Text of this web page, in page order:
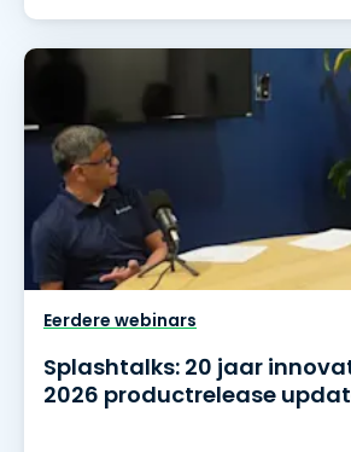
Eerdere webinars
Splashtalks: 20 jaar
2026 productrelease